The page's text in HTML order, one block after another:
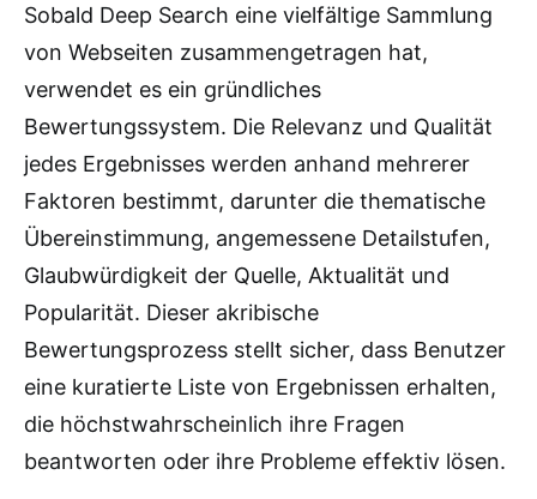
Sobald Deep Search eine vielfältige Sammlung
von Webseiten zusammengetragen hat,
verwendet es ein gründliches
Bewertungssystem. Die Relevanz und Qualität
jedes Ergebnisses werden anhand mehrerer
Faktoren bestimmt, darunter die thematische
Übereinstimmung, angemessene Detailstufen,
Glaubwürdigkeit der Quelle, Aktualität und
Popularität. Dieser akribische
Bewertungsprozess stellt sicher, dass Benutzer
eine kuratierte Liste von Ergebnissen erhalten,
die höchstwahrscheinlich ihre Fragen
beantworten oder ihre Probleme effektiv lösen.